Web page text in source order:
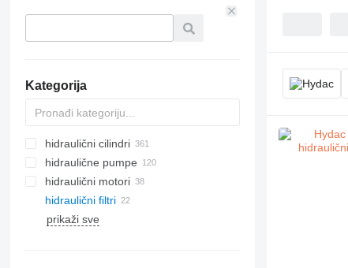
Kategorija
hidraulični cilindri
hidraulične pumpe
hidraulični motori
hidraulični filtri
prikaži sve